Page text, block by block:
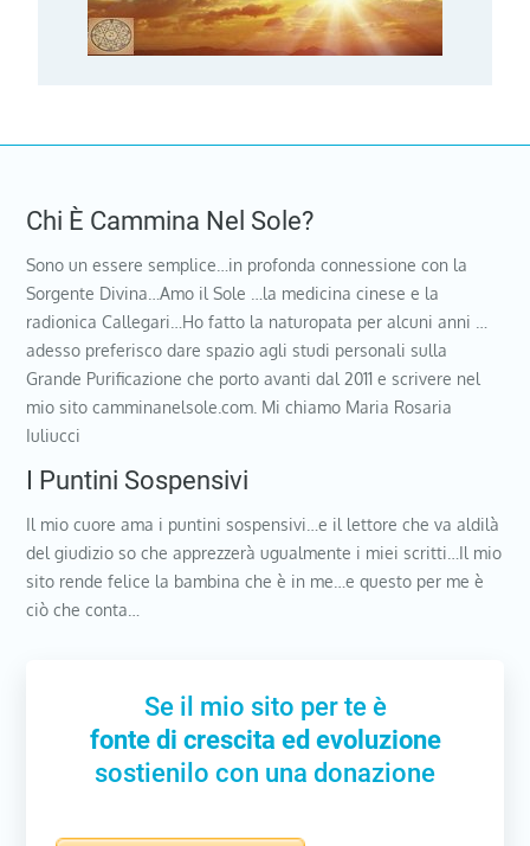
Chi È Cammina Nel Sole?
Sono un essere semplice…in profonda connessione con la
Sorgente Divina…Amo il Sole …la medicina cinese e la
radionica Callegari…Ho fatto la naturopata per alcuni anni …
adesso preferisco dare spazio agli studi personali sulla
Grande Purificazione che porto avanti dal 2011 e scrivere nel
mio sito camminanelsole.com. Mi chiamo Maria Rosaria
Iuliucci
I Puntini Sospensivi
Il mio cuore ama i puntini sospensivi…e il lettore che va aldilà
del giudizio so che apprezzerà ugualmente i miei scritti…Il mio
sito rende felice la bambina che è in me…e questo per me è
ciò che conta…
Se il mio sito per te è
fonte di crescita ed evoluzione
sostienilo con una donazione